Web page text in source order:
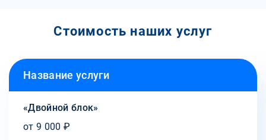
Стоимость наших услуг
Название услуги
«Двойной блок»
от 9 000 ₽